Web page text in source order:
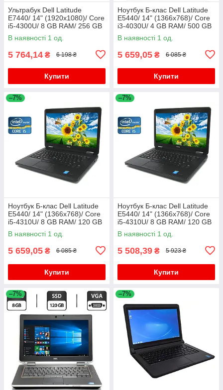
Ультрабук Dell Latitude
E7440/ 14" (1920x1080)/ Core
i5-4300U/ 8 GB RAM/ 256 GB
SSD/ HD 4400/ АКБ 0%
В наявності 1 од.
5 764,14 ₴ 6 198 ₴
Купити
Ноутбук Б-клас Dell Latitude
E5440/ 14" (1366x768)/ Core
i3-4030U/ 4 GB RAM/ 500 GB
HDD/ HD 4400
В наявності 1 од.
5 659,05 ₴ 6 085 ₴
Купити
–7%
Ноутбук Б-клас Dell Latitude
E5440/ 14" (1366x768)/ Core
i5-4310U/ 8 GB RAM/ 120 GB
SSD/ HD 4400
В наявності 1 од.
5 659,05 ₴ 6 085 ₴
Купити
–7%
Ноутбук Б-клас Dell Latitude
E5440/ 14" (1366x768)/ Core
i5-4310U/ 8 GB RAM/ 120 GB
SSD/ HD 4400
В наявності 1 од.
5 508,39 ₴ 5 923 ₴
Купити
–7% –7%